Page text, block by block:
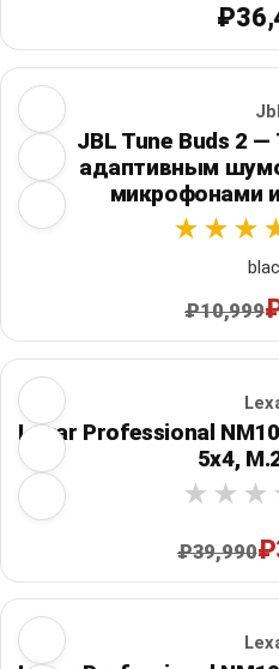
Jbl
JBL Tune Buds 2
адаптивным
микрофонами
₽10,999
Lexar Professional
5x4,
₽39,990